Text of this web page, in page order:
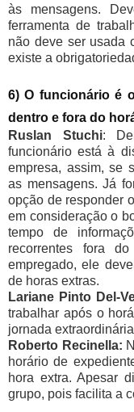
às mensagens.
ferramenta de
não deve ser usada
existe a
6) O funcionário é
dentro e fora do
Ruslan Stuchi:
funcionário está à
empresa, assim, se
as mensagens. Já
opção de responder
em consideração o
tempo de
recorrentes fora
empregado, ele
de horas extras.
Lariane Pinto Del-
trabalhar após o
jornada
Roberto Recinella:
horário de
hora extra. Apesar
grupo, pois facilita a